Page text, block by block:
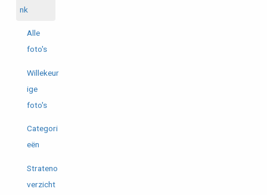
nk
Alle
foto's
Willekeur
ige
foto's
Categori
eën
Strateno
verzicht